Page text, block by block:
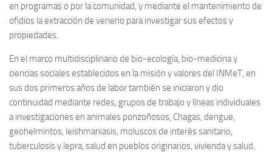
en programas o por la comunidad, y mediante el mantenimiento de
ofidios la extracción de veneno para investigar sus efectos y
propiedades.
En el marco multidisciplinario de bio-ecología, bio-medicina y
ciencias sociales establecidos en la misión y valores del INMeT, en
sus dos primeros años de labor también se iniciaron y dio
continuidad mediante redes, grupos de trabajo y líneas individuales
a investigaciones en animales ponzoñosos, Chagas, dengue,
geohelmintos, leishmaniasis, moluscos de interés sanitario,
tuberculosis y lepra, salud en pueblos originarios, vivienda y salud,